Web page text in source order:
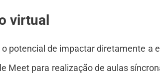
virtual
potencial de impactar diretamente a
Meet para realização de aulas